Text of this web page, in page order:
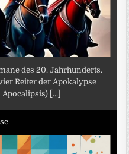
des 20. Jahrhunderts.
Reiter der Apokalypse
Apocalipsis) [...]